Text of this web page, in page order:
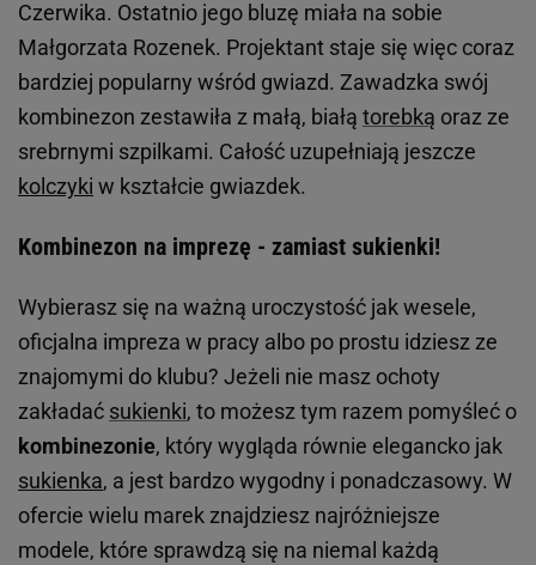
Czerwika. Ostatnio jego bluzę miała na sobie
Małgorzata Rozenek. Projektant staje się więc coraz
bardziej popularny wśród gwiazd. Zawadzka swój
kombinezon zestawiła z małą, białą torebką oraz ze
srebrnymi szpilkami. Całość uzupełniają jeszcze
kolczyki w kształcie gwiazdek.
Kombinezon na imprezę - zamiast sukienki!
Wybierasz się na ważną uroczystość jak wesele,
oficjalna impreza w pracy albo po prostu idziesz ze
znajomymi do klubu? Jeżeli nie masz ochoty
zakładać sukienki, to możesz tym razem pomyśleć o
kombinezonie, który wygląda równie elegancko jak
sukienka, a jest bardzo wygodny i ponadczasowy. W
ofercie wielu marek znajdziesz najróżniejsze
modele, które sprawdzą się na niemal każdą